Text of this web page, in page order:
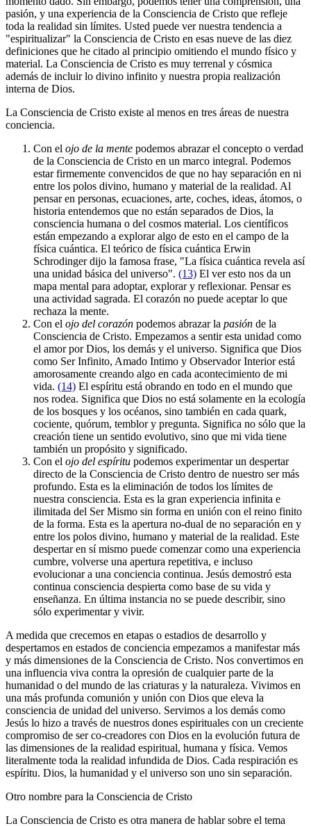
pasión, y una experiencia de la Consciencia de Cristo que refleje
toda la realidad sin límites. Usted puede ver nuestra tendencia a
"espiritualizar" la Consciencia de Cristo en esas nueve de las diez
definiciones que he citado al principio omitiendo el mundo físico y
material. La Consciencia de Cristo es muy terrenal y cósmica
además de incluir lo divino infinito y nuestra propia realización
interna de Dios.
La Consciencia de Cristo existe al menos en tres áreas de nuestra
conciencia.
Con el ojo de la mente podemos abrazar el concepto o verdad
de la Consciencia de Cristo en un marco integral. Podemos
estar firmemente convencidos de que no hay separación en ni
entre los polos divino, humano y material de la realidad. Al
pensar en personas, ecuaciones, arte, coches, ideas, átomos, o
historia entendemos que no están separados de Dios, la
consciencia humana o del cosmos material. Los científicos
están empezando a explorar algo de esto en el campo de la
física cuántica. El teórico de física cuántica Erwin
Schrodinger dijo la famosa frase, "La física cuántica revela así
una unidad básica del universo". (13) El ver esto nos da un
mapa mental para adoptar, explorar y reflexionar. Pensar es
una actividad sagrada. El corazón no puede aceptar lo que
rechaza la mente.
Con el ojo del corazón podemos abrazar la pasión de la
Consciencia de Cristo. Empezamos a sentir esta unidad como
el amor por Dios, los demás y el universo. Significa que Dios
como Ser Infinito, Amado Intimo y Observador Interior está
amorosamente creando algo en cada acontecimiento de mi
vida. (14) El espíritu está obrando en todo en el mundo que
nos rodea. Significa que Dios no está solamente en la ecología
de los bosques y los océanos, sino también en cada quark,
cociente, quórum, temblor y pregunta. Significa no sólo que la
creación tiene un sentido evolutivo, sino que mi vida tiene
también un propósito y significado.
Con el ojo del espíritu podemos experimentar un despertar
directo de la Consciencia de Cristo dentro de nuestro ser más
profundo. Esta es la eliminación de todos los límites de
nuestra consciencia. Esta es la gran experiencia infinita e
ilimitada del Ser Mismo sin forma en unión con el reino finito
de la forma. Esta es la apertura no-dual de no separación en y
entre los polos divino, humano y material de la realidad. Este
despertar en sí mismo puede comenzar como una experiencia
cumbre, volverse una apertura repetitiva, e incluso
evolucionar a una conciencia continua. Jesús demostró esta
continua consciencia despierta como base de su vida y
enseñanza. En última instancia no se puede describir, sino
sólo experimentar y vivir.
A medida que crecemos en etapas o estadios de desarrollo y
despertamos en estados de conciencia empezamos a manifestar más
y más dimensiones de la Consciencia de Cristo. Nos convertimos en
una influencia viva contra la opresión de cualquier parte de la
humanidad o del mundo de las criaturas y la naturaleza. Vivimos en
una más profunda comunión y unión con Dios que eleva la
consciencia de unidad del universo. Servimos a los demás como
Jesús lo hizo a través de nuestros dones espirituales con un creciente
compromiso de ser co-creadores con Dios en la evolución futura de
las dimensiones de la realidad espiritual, humana y física. Vemos
literalmente toda la realidad infundida de Dios. Cada respiración es
espíritu. Dios, la humanidad y el universo son uno sin separación.
Otro nombre para la Consciencia de Cristo
La Consciencia de Cristo es otra manera de hablar sobre el tema